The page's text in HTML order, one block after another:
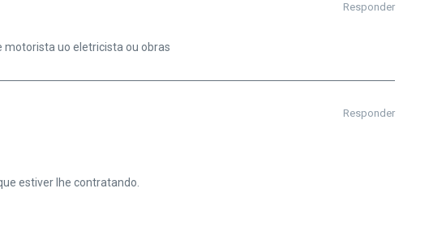
Responder
motorista uo eletricista ou obras
Responder
estiver lhe contratando.